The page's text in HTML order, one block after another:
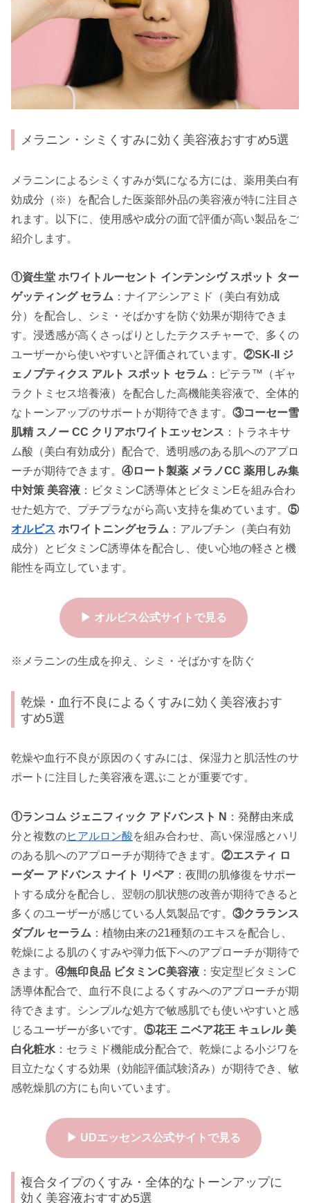
メラニン・シミくすみに効く美容液おすすめ5選
メラニンによるシミくすみが気になる方には、薬用美白有
効成分（※）を配合した医薬部外品の美容液が特に注目さ
れます。以下に、使用感や成分の面で評価が高い製品をご
紹介します。
①資生堂 ホワイトルーセント インテンシヴ スポット ター
ゲッティング セラム ：ナイアシンアミド（美白有効成
分）を配合し、シミ・そばかすを防ぐ効果が期待できま
す。浸透感が高くさっぱりとしたテクスチャーで、多くの
ユーザーから使いやすいと評価されています。 ②SK-II ジ
ェノプティクス アルト スポット セラム ：ピテラ™（ギャ
ラクトミセス培養液）を配合した高機能美容液で、全体的
なトーンアップのサポートが期待できます。 ③コーセー雪
肌精 スノー CC クリアホワイトエッセンス ：トラネキサ
ム酸（美白有効成分）配合で、透明感のある肌へのアプロ
ーチが期待できます。 ④ロート製薬 メラノCC 薬用しみ集
中対策 美容液 ：ビタミンC誘導体とビタミンEを組み合わ
せた処方で、プチプラながら高い支持を集めています。 ⑤
オルビス ホワイトニングセラム ：アルブチン（美白有効
成分）とビタミンC誘導体を配合し、使い心地の軽さと機
能性を両立しています。
▶ オルビス公式サイトで見る
※メラニンの生成を抑え、シミ・そばかすを防ぐ
乾燥・血行不良によるくすみに効く美容液おす
すめ5選
乾燥や血行不良が原因のくすみには、保湿力と肌活性のサ
ポートに注目した美容液を選ぶことが重要です。
①ランコム ジェニフィック アドバンスト N ：発酵由来成
分と複数のヒアルロン酸を組み合わせ、高い保湿感とハリ
のある肌へのアプローチが期待できます。 ②エスティ ロ
ーダー アドバンス ナイト リペア ：夜間の肌修復をサポー
トする成分を配合し、翌朝の肌状態の改善が期待できると
多くのユーザーが感じている人気製品です。 ③クラランス
ダブル セーラム ：植物由来の21種類のエキスを配合し、
乾燥による肌のくすみや弾力低下へのアプローチが期待で
きます。 ④無印良品 ビタミンC美容液 ：安定型ビタミンC
誘導体配合で、血行不良によるくすみへのアプローチが期
待できます。シンプルな処方で敏感肌でも使いやすいと感
じるユーザーが多いです。 ⑤花王 ニベア花王 キュレル 美
白化粧水 ：セラミド機能成分配合で、乾燥による小ジワを
目立たなくする効果（効能評価試験済み）が期待でき、敏
感乾燥肌の方にも向いています。
▶ UDエッセンス公式サイトで見る
複合タイプのくすみ・全体的なトーンアップに
効く美容液おすすめ5選